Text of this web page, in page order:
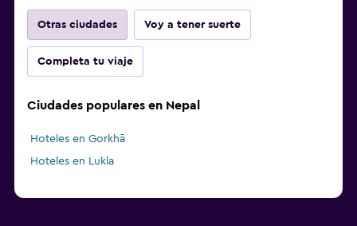
Otras ciudades Voy a tener suerte
Completa tu viaje
Ciudades populares en Nepal
Hoteles en Gorkhā
Hoteles en Lukla